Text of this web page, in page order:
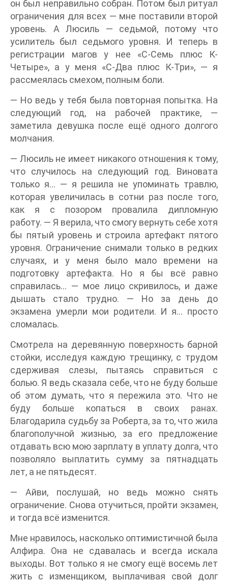
он был неправильно собран. Потом был ритуал
ограничения для всех — мне поставили второй
уровень. А Люсиль — седьмой, потому что
усилитель был седьмого уровня. И теперь в
регистрации магов у нее «С-Семь плюс К-
Четыре», а у меня «С-Два плюс К-Три», — я
рассмеялась смехом, полным боли.
— Но ведь у тебя была повторная попытка. На
следующий год, на рабочей практике, —
заметила девушка после ещё одного долгого
молчания.
— Люсиль не имеет никакого отношения к тому,
что случилось на следующий год. Виновата
только я… — я решила не упоминать травлю,
которая увеличилась в сотни раз после того,
как я с позором провалила дипломную
работу. — Я верила, что смогу вернуть себе хотя
бы пятый уровень и строила артефакт пятого
уровня. Ограничение снимали только в редких
случаях, и у меня было мало времени на
подготовку артефакта. Но я бы всё равно
справилась… — мое лицо скривилось, и даже
дышать стало трудно. — Но за день до
экзамена умерли мои родители. И я… просто
сломалась.
Смотрела на деревянную поверхность барной
стойки, исследуя каждую трещинку, с трудом
сдерживая слезы, пытаясь справиться с
болью. Я ведь сказала себе, что не буду больше
об этом думать, что я пережила это. Что не
буду больше копаться в своих ранах.
Благодарила судьбу за Роберта, за то, что жила
благополучной жизнью, за его предложение
отдавать всю мою зарплату в уплату долга, что
позволяло выплатить сумму за пятнадцать
лет, а не пятьдесят.
— Айви, послушай, но ведь можно снять
ограничение. Снова отучиться, пройти экзамен,
и тогда всё изменится.
Мне нравилось, насколько оптимистичной была
Алфира. Она не сдавалась и всегда искала
выходы. Вот только я не смогу ещё восемь лет
жить с изменщиком, выплачивая свой долг